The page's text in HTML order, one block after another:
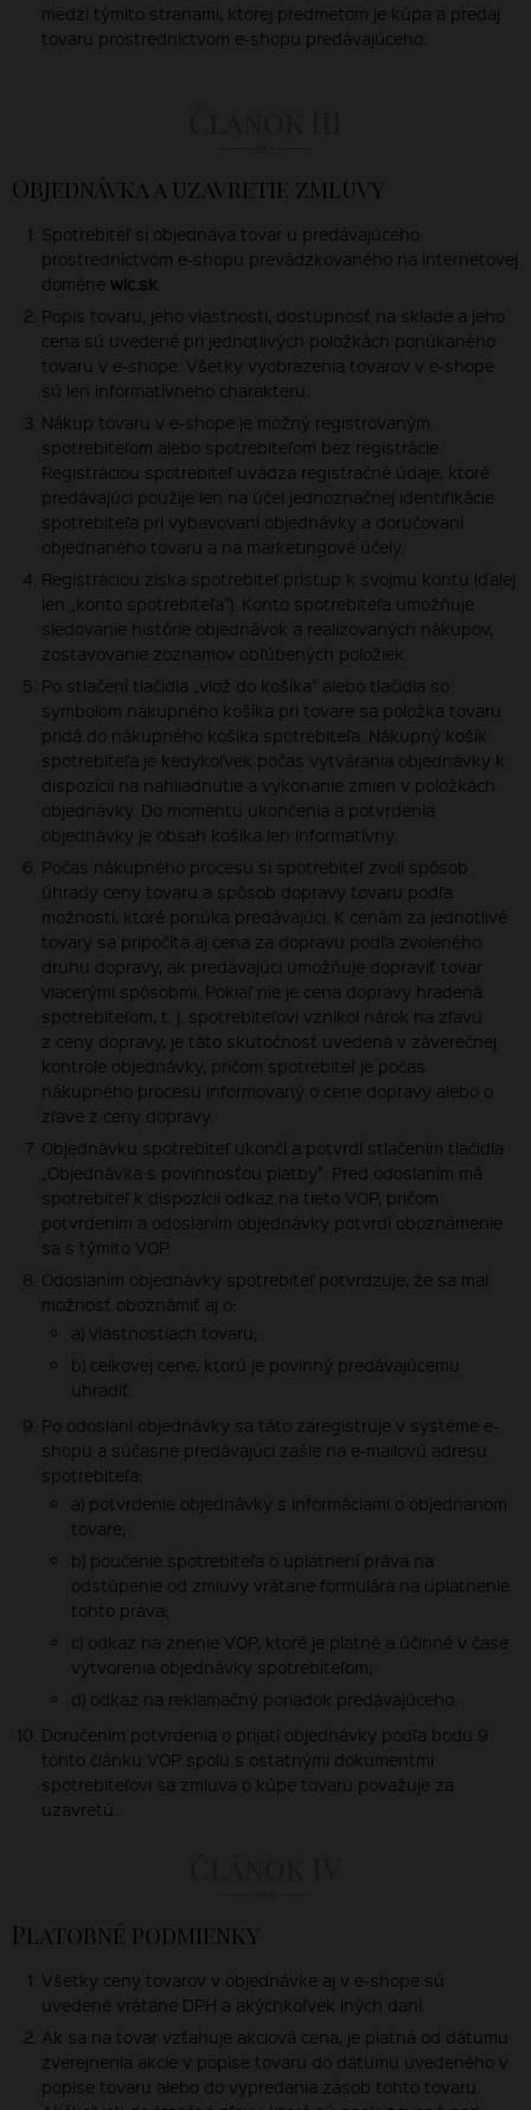
medzi týmito stranami, ktorej predmetom je kúpa a predaj
tovaru prostredníctvom e-shopu predávajúceho.
Objednávka a uzavretie zmluvy
Spotrebiteľ si objednáva tovar u predávajúceho
prostredníctvom e-shopu prevádzkovaného na internetovej
doméne wlc.sk
Popis tovaru, jeho vlastnosti, dostupnosť na sklade a jeho
cena sú uvedené pri jednotlivých položkách ponúkaného
tovaru v e-shope. Všetky vyobrazenia tovarov v e-shope
sú len informatívneho charakteru.
Nákup tovaru v e-shope je možný registrovaným
spotrebiteľom alebo spotrebiteľom bez registrácie.
Registráciou spotrebiteľ uvádza registračné údaje, ktoré
predávajúci použije len na účel jednoznačnej identifikácie
spotrebiteľa pri vybavovaní objednávky a doručovaní
objednaného tovaru a na marketingové účely.
Registráciou získa spotrebiteľ prístup k svojmu kontu (ďalej
len „konto spotrebiteľa"). Konto spotrebiteľa umožňuje
sledovanie histórie objednávok a realizovaných nákupov,
zostavovanie zoznamov obľúbených položiek.
Po stlačení tlačidla „vlož do košíka" alebo tlačidla so
symbolom nákupného košíka pri tovare sa položka tovaru
pridá do nákupného košíka spotrebiteľa. Nákupný košík
spotrebiteľa je kedykoľvek počas vytvárania objednávky k
dispozícii na nahliadnutie a vykonanie zmien v položkách
objednávky. Do momentu ukončenia a potvrdenia
objednávky je obsah košíka len informatívny.
Počas nákupného procesu si spotrebiteľ zvolí spôsob
úhrady ceny tovaru a spôsob dopravy tovaru podľa
možností, ktoré ponúka predávajúci. K cenám za jednotlivé
tovary sa pripočíta aj cena za dopravu podľa zvoleného
druhu dopravy, ak predávajúci umožňuje dopraviť tovar
viacerými spôsobmi. Pokiaľ nie je cena dopravy hradená
spotrebiteľom, t. j. spotrebiteľovi vznikol nárok na zľavu
z ceny dopravy, je táto skutočnosť uvedená v záverečnej
kontrole objednávky, pričom spotrebiteľ je počas
nákupného procesu informovaný o cene dopravy alebo o
zľave z ceny dopravy.
Objednávku spotrebiteľ ukončí a potvrdí stlačením tlačidla
„Objednávka s povinnosťou platby". Pred odoslaním má
spotrebiteľ k dispozícii odkaz na tieto VOP, pričom
potvrdením a odoslaním objednávky potvrdí oboznámenie
sa s týmito VOP.
Odoslaním objednávky spotrebiteľ potvrdzuje, že sa mal
možnosť oboznámiť aj o:
a) vlastnostiach tovaru;
b) celkovej cene, ktorú je povinný predávajúcemu
uhradiť.
Po odoslaní objednávky sa táto zaregistruje v systéme e-
shopu a súčasne predávajúci zašle na e-mailovú adresu
spotrebiteľa:
a) potvrdenie objednávky s informáciami o objednanom
tovare;
b) poučenie spotrebiteľa o uplatnení práva na
odstúpenie od zmluvy vrátane formulára na uplatnenie
tohto práva;
c) odkaz na znenie VOP, ktoré je platné a účinné v čase
vytvorenia objednávky spotrebiteľom;
d) odkaz na reklamačný poriadok predávajúceho.
Doručením potvrdenia o prijatí objednávky podľa bodu 9
tohto článku VOP spolu s ostatnými dokumentmi
spotrebiteľovi sa zmluva o kúpe tovaru považuje za
uzavretú.
Platobné podmienky
Všetky ceny tovarov v objednávke aj v e-shope sú
uvedené vrátane DPH a akýchkoľvek iných daní.
Ak sa na tovar vzťahuje akciová cena, je platná od dátumu
zverejnenia akcie v popise tovaru do dátumu uvedeného v
popise tovaru alebo do vypredania zásob tohto tovaru.